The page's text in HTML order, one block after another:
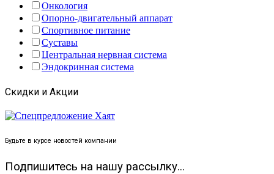
Онкология
Опорно-двигательный аппарат
Спортивное питание
Суставы
Центральная нервная система
Эндокринная система
Скидки и Акции
Будьте в курсе новостей компании
Подпишитесь на нашу рассылку...